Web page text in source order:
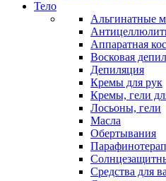
Тело
Альгинатные
Аппаратная
Восковая
Депиляция
Кремы для рук
Кремы, гели
Лосьоны, гели
Масла
Обертывания
Средства для